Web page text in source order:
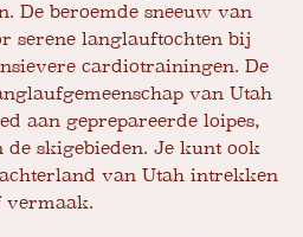
De beroemde sneeuw van
serene langlauftochten bij
cardiotrainingen. De
van Utah
aan geprepareerde loipes,
de skigebieden. Je kunt ook
van Utah intrekken
vermaak.